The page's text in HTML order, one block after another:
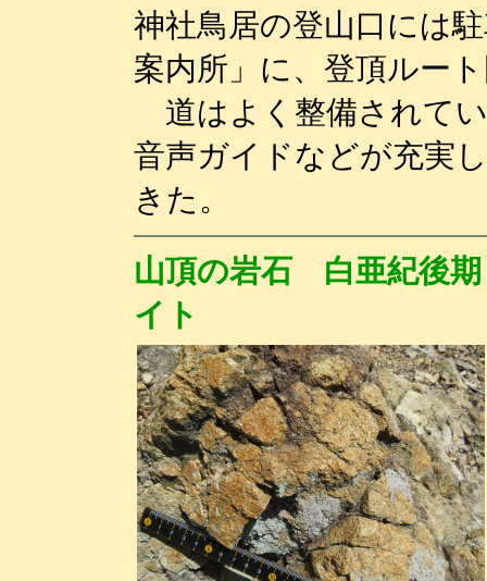
神社鳥居の登山口には
案内所」に、登頂ルー
道はよく整備されて
音声ガイドなどが充実
きた。
山頂の岩石 白亜紀後
イト